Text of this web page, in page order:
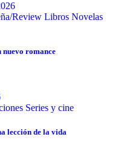
Review Libros Novelas
nuevo romance
Series y cine
lección de la vida